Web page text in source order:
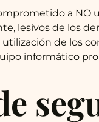
a NO
lesivos de los
de los
informático